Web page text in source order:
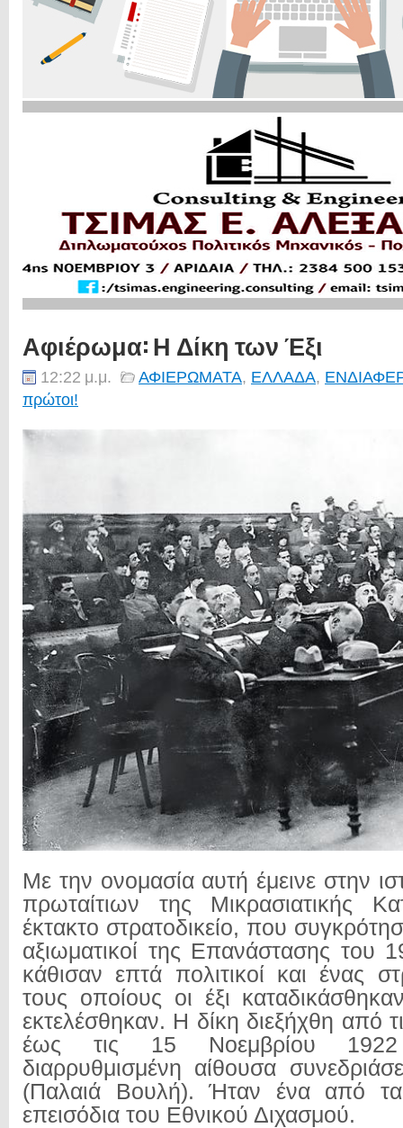
Αφιέρωμα: Η Δίκη των Έξι
12:22 μ.μ. ΑΦΙΕΡΩΜΑΤΑ, ΕΛΛΑΔΑ,
πρώτοι!
Με την ονομασία αυτή έμεινε στην
πρωταίτιων της Μικρασιατικής
έκτακτο στρατοδικείο, που
αξιωματικοί της Επανάστασης του
κάθισαν επτά πολιτικοί και ένας
τους οποίους οι έξι
εκτελέσθηκαν. Η δίκη διεξήχθη από
έως τις 15 Νοεμβρίου 1922
διαρρυθμισμένη αίθουσα
(Παλαιά Βουλή). Ήταν ένα από τα
επεισόδια του Εθνικού Διχασμού.